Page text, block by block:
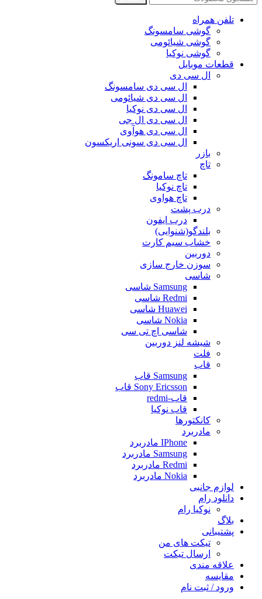
تلفن همراه
گوشی سامسونگ
گوشی شیائومی
گوشی نوکیا
قطعات موبایل
ال سی دی
ال سی دی سامسونگ
ال سی دی شیائومی
ال سی دی نوکیا
ال سی دی ال جی
ال سی دی هوآوی
ال سی دی سونی اریکسون
بازر
تاچ
تاچ سامونگ
تاچ نوکیا
تاچ هواوی
درب پشت
درب ایفون
بلندگو(شنوایی)
خشاب سیم کارت
دوربین
سوزن خارج سازی
شاسی
Samsung شاسی
Redmi شاسی
Huawei شاسی
Nokia شاسی
شاسی اچ تی سی
شیشه لنز دوربین
فلت
قاب
Samsung قاب
Sony Ericsson قاب
قاب-redmi
قاب نوکیا
کانکتورها
مادربرد
IPhone مادربرد
Samsung مادربرد
Redmi مادربرد
Nokia مادربرد
لوازم جانبی
دانلود رام
نوکیا رام
بلاگ
پشتیبانی
تیکت های من
ارسال تیکت
علاقه مندی
مقايسه
ورود / ثبت نام